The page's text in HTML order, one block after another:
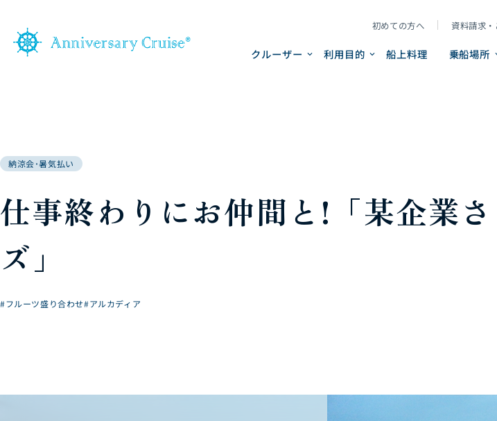
初めての方へ 資料請求
クルーザー 利用目的 船上料理 乗船場所
納涼会･暑気払い
仕事終わりにお仲間と!「某企業
ズ」
#フルーツ盛り合わせ#アルカディア